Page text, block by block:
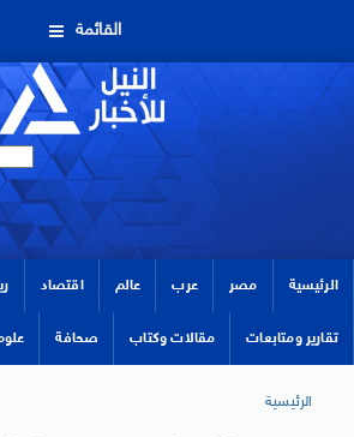
القائمة
الرئيسية مصر عرب عالم اقتصاد
تقارير ومتابعات مقالات وكتاب صحافة
الرئيسية